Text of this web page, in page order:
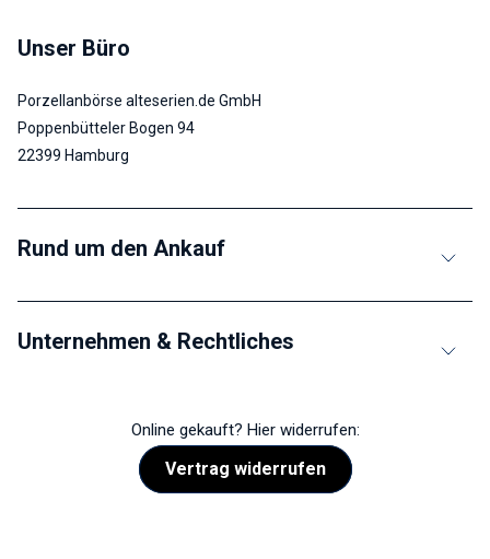
Unser Büro
Porzellanbörse alteserien.de GmbH
Poppenbütteler Bogen 94
22399 Hamburg
Rund um den Ankauf
Unternehmen & Rechtliches
Online gekauft? Hier widerrufen:
Vertrag widerrufen